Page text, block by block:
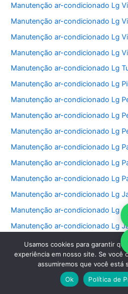
Manutenção ar-condicionado Lg
Manutenção ar-condicionado Lg
Manutenção ar-condicionado Lg
Manutenção ar-condicionado Lg
Manutenção ar-condicionado Lg
Manutenção ar-condicionado Lg
Manutenção ar-condicionado Lg
Manutenção ar-condicionado Lg
Manutenção ar-condicionado Lg
Manutenção ar-condicionado Lg
Manutenção ar-condicionado Lg
Manutenção ar-condicionado Lg
Manutenção ar-condicionado Lg
Manutenção ar-condicionado Lg
Manutenção ar-condicionado Lg
Manutenção ar-condicionado Lg
Manutenção ar-condicionado Lg
Manutenção ar-condicionado Lg
Manutenção ar-condicionado Lg
Usamos cookies para garantir
experiência em nosso site. Se você
assumiremos que você está
Ok
Política de